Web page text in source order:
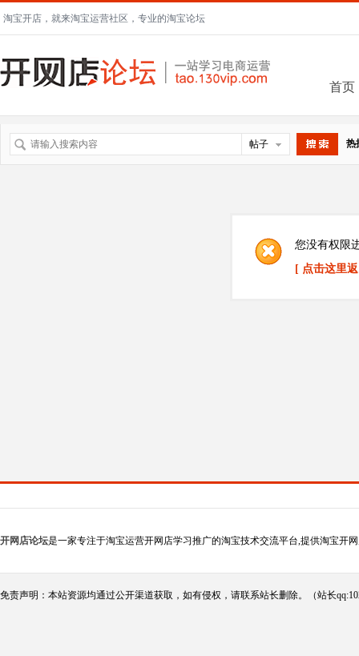
淘宝开店，就来淘宝运营社区，专业的淘宝论坛
首页
帖子 热
您没有权限
[ 点击这里
开网店论坛是一家专注于淘宝运营开网店学习推广的淘宝技术交流平台,提供淘宝开
免责声明：本站资源均通过公开渠道获取，如有侵权，请联系站长删除。（站长